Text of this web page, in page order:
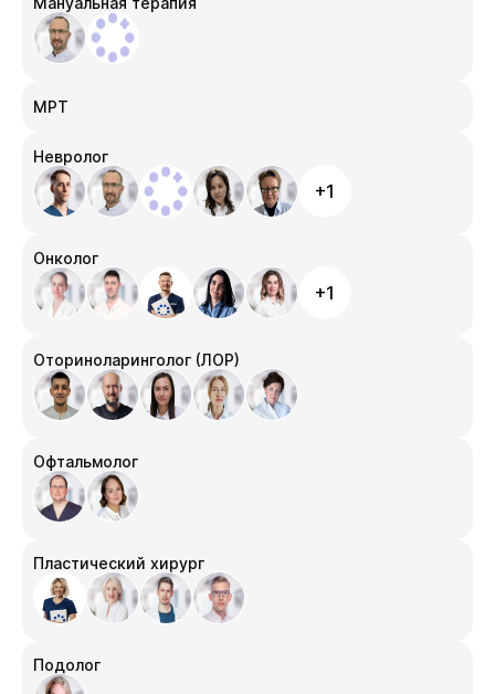
МРТ
Невролог
+1
Онколог
+1
Оториноларинголог (ЛОР)
Офтальмолог
Пластический хирург
Подолог